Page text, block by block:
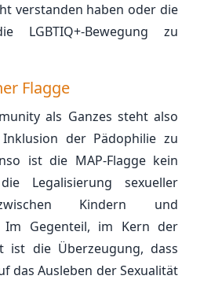
verstanden haben oder die
LGBTIQ+-Bewegung zu
Flagge
als Ganzes steht also
der Pädophilie zu
ist die MAP-Flagge kein
Legalisierung sexueller
Kindern und
Im Gegenteil, im Kern der
ist die Überzeugung, dass
das Ausleben der Sexualität